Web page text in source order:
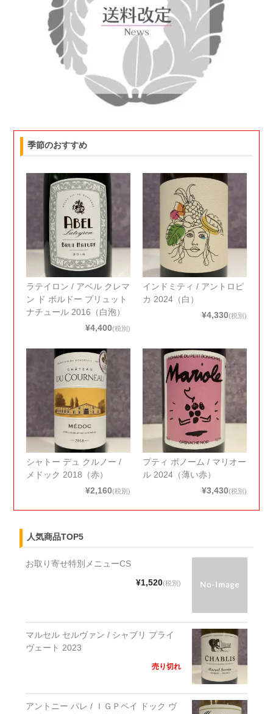
季節のおすすめ
ラテイロン / アベル クレマ
ン ド ボルドー ブリュット
ナチュール 2016（白泡）
¥4,400(税別)
インドミティ / アントロピ
カ 2024（白）
¥4,330(税別)
シャトー デュ クルノー /
メドック 2018（赤）
¥2,160(税別)
プティ ボノーム / マリオー
ル 2024（薄い赤）
¥3,430(税別)
人気商品TOP5
お取り寄せ特別メニューCS
¥1,520(税別)
マルセル セルヴァン / シャブリ プライ
ヴェート 2023
売り切れ
アントニー パレ / ＩＧＰペイ ドック ヴ